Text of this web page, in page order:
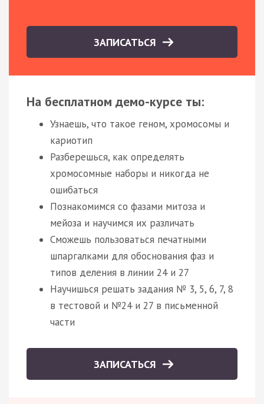
ЗАПИСАТЬСЯ
На бесплатном демо-курсе ты:
Узнаешь, что такое геном, хромосомы и
кариотип
Разберешься, как определять
хромосомные наборы и никогда не
ошибаться
Познакомимся со фазами митоза и
мейоза и научимся их различать
Сможешь пользоваться печатными
шпаргалками для обоснования фаз и
типов деления в линии 24 и 27
Научишься решать задания № 3, 5, 6, 7, 8
в тестовой и №24 и 27 в письменной
части
ЗАПИСАТЬСЯ